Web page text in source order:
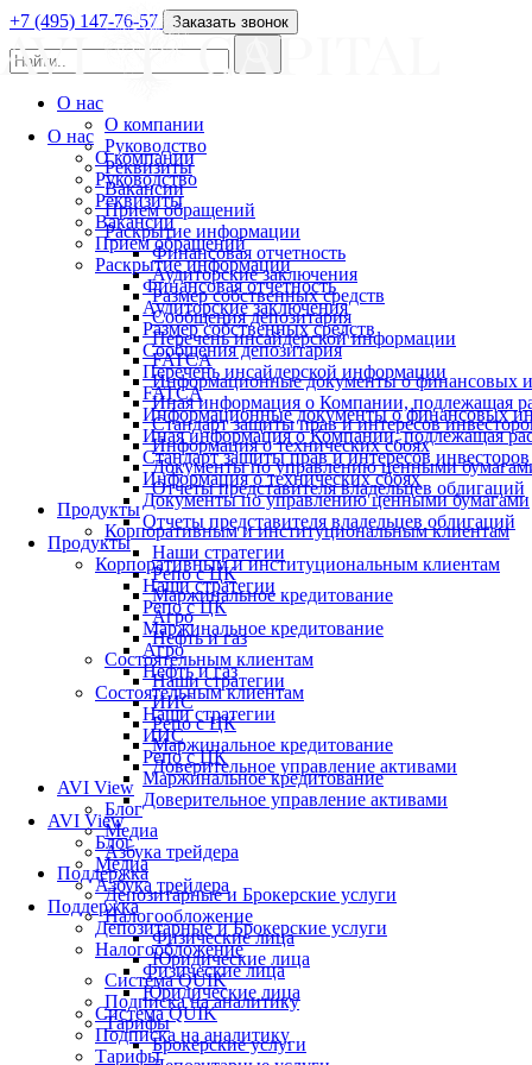
О нас
О компании
Руководство
Реквизиты
Вакансии
Прием обращений
Раскрытие информации
Финансовая отчетность
Аудиторские заключения
Размер собственных средств
Сообщения депозитария
Перечень инсайдерской информации
FATCA
Информационные документы о финансовых
Иная информация о Компании, подлежащая
Стандарт защиты прав и интересов инвесторов
Информация о технических сбоях
Документы по управлению ценными бумагами
Отчеты представителя владельцев облигаций
Продукты
Корпоративным и институциональным клиентам
Наши стратегии
Репо с ЦК
Маржинальное кредитование
Агро
Нефть и газ
Состоятельным клиентам
Наши стратегии
ИИС
Репо с ЦК
Маржинальное кредитование
Доверительное управление активами
AVI View
Блог
Медиа
Азбука трейдера
Поддержка
Депозитарные и Брокерские услуги
Налогообложение
Физические лица
Юридические лица
Система QUIK
Подписка на аналитику
Тарифы
+7 (495) 147-76-57 Заказать звонок
О нас
О компании
Руководство
Реквизиты
Вакансии
Прием обращений
Раскрытие информации
Финансовая отчетность
Аудиторские заключения
Размер собственных средств
Сообщения депозитария
Перечень инсайдерской информации
FATCA
Информационные документы о финансовых
Иная информация о Компании, подлежащая
Стандарт защиты прав и интересов
Информация о технических сбоях
Документы по управлению ценными
Отчеты представителя владельцев облигаций
Продукты
Корпоративным и институциональным клиентам
Наши стратегии
Репо с ЦК
Маржинальное кредитование
Агро
Нефть и газ
Состоятельным клиентам
Наши стратегии
ИИС
Репо с ЦК
Маржинальное кредитование
Доверительное управление активами
AVI View
Блог
Медиа
Азбука трейдера
Поддержка
Депозитарные и Брокерские услуги
Налогообложение
Физические лица
Юридические лица
Система QUIK
Подписка на аналитику
Тарифы
Брокерские услуги